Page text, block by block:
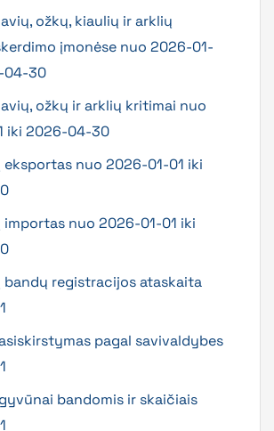
ožkų, kiaulių ir arklių
įmonėse nuo 2026-01-
04-30
avių, ožkų ir arklių kritimai nuo
iki 2026-04-30
eksportas nuo 2026-01-01 iki
importas nuo 2026-01-01 iki
bandų registracijos ataskaita
pagal savivaldybes
bandomis ir skaičiais